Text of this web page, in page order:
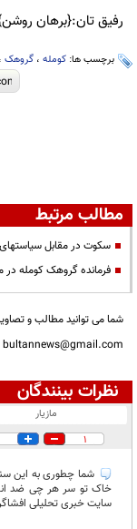
رفیق تان:{برهان
برچسب ها: کومله ، گروهک ،
مطالب مرتبط
سکوت در مقابل
فرمانده گروهک کومله در
شما می توانید مطالب و
bultannews@gmail.com
نظرات بینندگان
در انتظار بررسی:
مازیار
1
شما چطوری به این
خاک تو سر هر چی ضد
سایت خبری تحلیلی